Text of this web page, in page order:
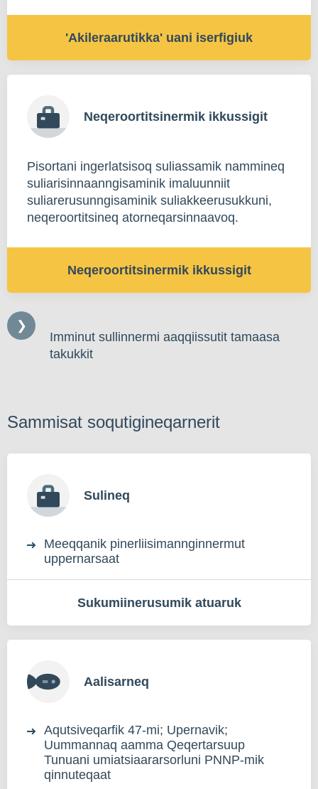
'Akileraarutikka' uani iserfigiuk
Neqeroortitsinermik ikkussigit
Pisortani ingerlatsisoq suliassamik nammineq
suliarisinnaanngisaminik imaluunniit
suliarerusunngisaminik suliakkeerusukkuni,
neqeroortitsineq atorneqarsinnaavoq.
Neqeroortitsinermik ikkussigit
Imminut sullinnermi aaqqiissutit tamaasa
takukkit
Sammisat soqutigineqarnerit
Sulineq
Meeqqanik pinerliisimannginnermut
uppernarsaat
Sukumiinerusumik atuaruk
Aalisarneq
Aqutsiveqarfik 47-mi; Upernavik;
Uummannaq aamma Qeqertarsuup
Tunuani umiatsiaararsorluni PNNP-mik
qinnuteqaat